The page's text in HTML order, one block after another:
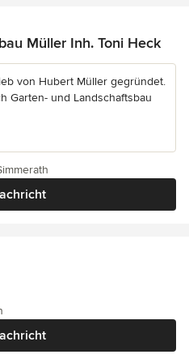
Müller Inh. Toni Heck
von Hubert Müller gegründet.
Garten- und Landschaftsbau